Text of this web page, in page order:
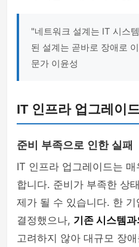
"네트워크 설계는 IT 시스
된 설계는 곧바로 장애로
문가 이윤성
IT 인프라 업그레이
준비 부족으로 인한 실패
IT 인프라 업그레이드는
합니다. 준비가 부족한 상
제가 될 수 있습니다. 한
결정했으나, 기존 시스템과
고려하지 않아 대규모 장